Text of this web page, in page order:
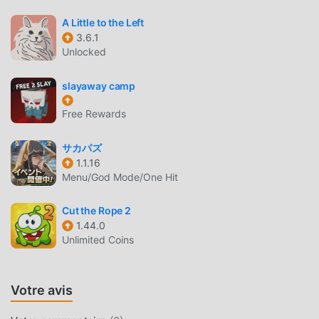
télécharger ce jeu, en tant que plus grand site de
téléchargement de jeux gratuits mod apk au monde -
moddroid est votre meilleur choix. moddroid vous fournit
gratuitement, mais fournit également Freemod
gratuitement, vous aidant à enregistrer la tâche mécanique
répétitive dans le jeu, afin que vous puissiez vous
concentrer profiter de la joie apportée par le jeu lui-même.
moddroid promet que tout mod Screwdom 3D ne facturera
aucun frais aux joueurs, et il est 100% sûr, disponible et
moddroid, vous pouvez télécharger et installer Screwdom
3D 11.3.1 en un seul clic. Qu'attendez-vous, téléchargez
moddroid et jouez !
Screwdom 3D En tant que jeu puzzle populaire, son
A Little to the Left
3.6.1
Unlocked
slayaway camp
Free Rewards
サカパズ
1.1.16
Menu/God Mode/One Hit
Cut the Rope 2
1.44.0
Unlimited Coins
Votre avis